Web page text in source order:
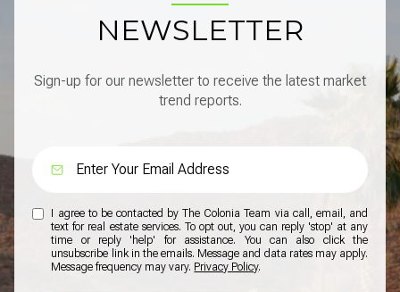
NEWSLETTER
Sign-up for our newsletter to receive the latest market
trend reports.
I agree to be contacted by The Colonia Team via call, email, and
text for real estate services. To opt out, you can reply 'stop' at any
time or reply 'help' for assistance. You can also click the
unsubscribe link in the emails. Message and data rates may apply.
Message frequency may vary. Privacy Policy.